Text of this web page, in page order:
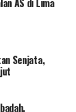
AS di Lima
Senjata,